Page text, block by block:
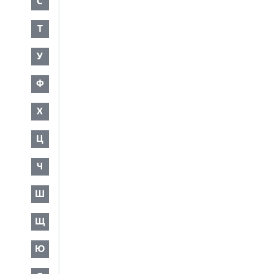
Т
У
Ф
Х
Ц
Ч
Ш
Щ
Ю